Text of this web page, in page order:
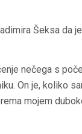
Šeksa da
nečega s
On je, koliko
mojem